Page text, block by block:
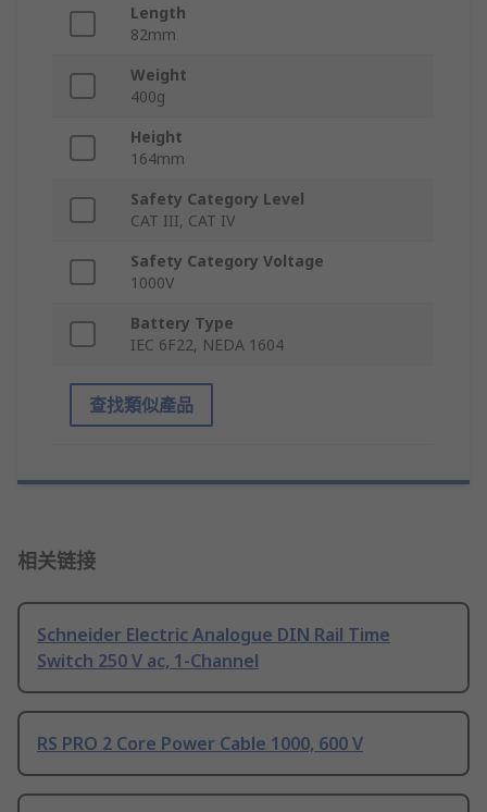
Length
82mm
Weight
400g
Height
164mm
Safety Category Level
CAT III, CAT IV
Safety Category Voltage
1000V
Battery Type
IEC 6F22, NEDA 1604
查找類似產品
相关链接
Schneider Electric Analogue DIN Rail Time
Switch 250 V ac, 1-Channel
RS PRO 2 Core Power Cable 1000, 600 V